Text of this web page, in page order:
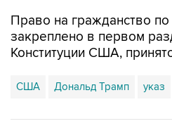
Право на гражданство
закреплено в первом
Конституции США,
США Дональд Трамп указ